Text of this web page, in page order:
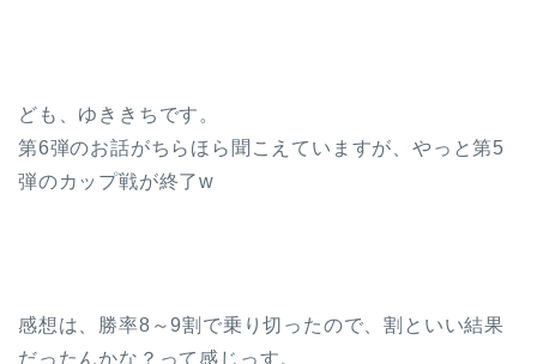
ども、ゆききちです。
第6弾のお話がちらほら聞こえていますが、やっと第5
弾のカップ戦が終了w
感想は、勝率8～9割で乗り切ったので、割といい結果
だったんかな？って感じっす。